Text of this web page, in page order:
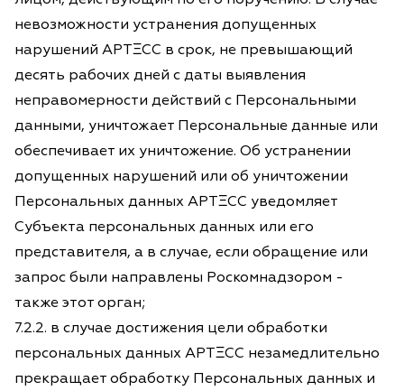
невозможности устранения допущенных
нарушений АРТΞСС в срок, не превышающий
десять рабочих дней с даты выявления
неправомерности действий с Персональными
данными, уничтожает Персональные данные или
обеспечивает их уничтожение. Об устранении
допущенных нарушений или об уничтожении
Персональных данных АРТΞСС уведомляет
Субъекта персональных данных или его
представителя, а в случае, если обращение или
запрос были направлены Роскомнадзором -
также этот орган;
7.2.2. в случае достижения цели обработки
персональных данных АРТΞСС незамедлительно
прекращает обработку Персональных данных и